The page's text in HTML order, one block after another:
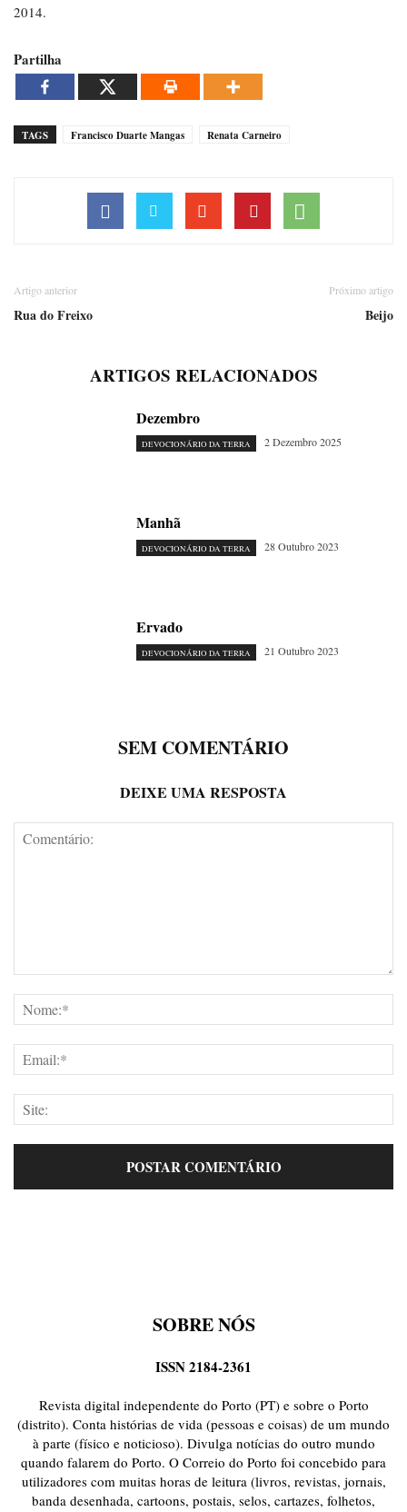
2014.
Partilha
TAGS Francisco Duarte Mangas Renata Carneiro
Artigo anterior
Rua do Freixo
Próximo artigo
Beijo
ARTIGOS RELACIONADOS
Dezembro
DEVOCIONÁRIO DA TERRA 2 Dezembro 2025
Manhã
DEVOCIONÁRIO DA TERRA 28 Outubro 2023
Ervado
DEVOCIONÁRIO DA TERRA 21 Outubro 2023
SEM COMENTÁRIO
DEIXE UMA RESPOSTA
SOBRE NÓS
ISSN 2184-2361
Revista digital independente do Porto (PT) e sobre o Porto
(distrito). Conta histórias de vida (pessoas e coisas) de um mundo
à parte (físico e noticioso). Divulga notícias do outro mundo
quando falarem do Porto. O Correio do Porto foi concebido para
utilizadores com muitas horas de leitura (livros, revistas, jornais,
banda desenhada, cartoons, postais, selos, cartazes, folhetos,